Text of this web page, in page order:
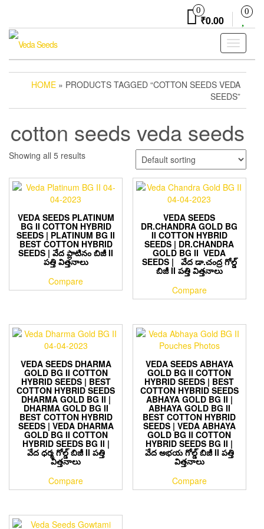
the
content
0
₹0.00
0
Toggle
HOME » PRODUCTS TAGGED “COTTON SEEDS VEDA
SEEDS”
cotton seeds veda seeds
Showing all 5 results
VEDA SEEDS PLATINUM
BG II COTTON HYBRID
SEEDS | PLATINUM BG II
BEST COTTON HYBRID
SEEDS | వేద ప్లాటినం బిజీ II
పత్తి విత్తనాలు
Compare
VEDA SEEDS
DR.CHANDRA GOLD BG
II COTTON HYBRID
SEEDS | DR.CHANDRA
GOLD BG II VEDA
SEEDS | వేద డా.చంద్ర గోల్డ్
బిజీ II పత్తి విత్తనాలు
Compare
VEDA SEEDS DHARMA
GOLD BG II COTTON
HYBRID SEEDS | BEST
COTTON HYBRID SEEDS
DHARMA GOLD BG II |
DHARMA GOLD BG II
BEST COTTON HYBRID
SEEDS | VEDA DHARMA
GOLD BG II COTTON
HYBRID SEEDS BG II |
వేద ధర్మ గోల్డ్ బిజీ II పత్తి
విత్తనాలు
Compare
VEDA SEEDS ABHAYA
GOLD BG II COTTON
HYBRID SEEDS | BEST
COTTON HYBRID SEEDS
ABHAYA GOLD BG II |
ABHAYA GOLD BG II
BEST COTTON HYBRID
SEEDS | VEDA ABHAYA
GOLD BG II COTTON
HYBRID SEEDS BG II |
వేద అభయ గోల్డ్ బిజీ II పత్తి
విత్తనాలు
Compare